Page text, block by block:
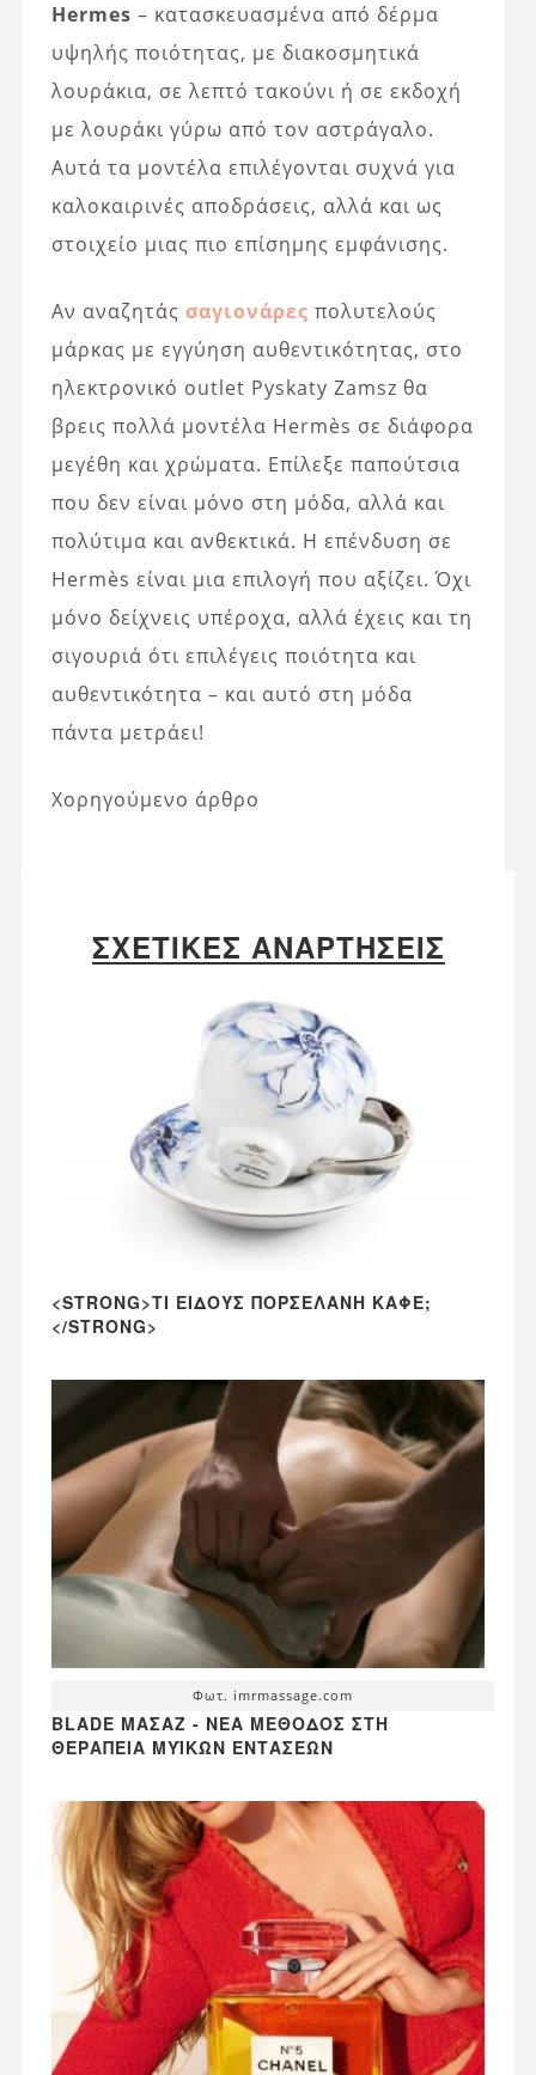
Hermes – κατασκευασμένα από δέρμα
υψηλής ποιότητας, με διακοσμητικά
λουράκια, σε λεπτό τακούνι ή σε εκδοχή
με λουράκι γύρω από τον αστράγαλο.
Αυτά τα μοντέλα επιλέγονται συχνά για
καλοκαιρινές αποδράσεις, αλλά και ως
στοιχείο μιας πιο επίσημης εμφάνισης.
Αν αναζητάς σαγιονάρες πολυτελούς
μάρκας με εγγύηση αυθεντικότητας, στο
ηλεκτρονικό outlet Pyskaty Zamsz θα
βρεις πολλά μοντέλα Hermès σε διάφορα
μεγέθη και χρώματα. Επίλεξε παπούτσια
που δεν είναι μόνο στη μόδα, αλλά και
πολύτιμα και ανθεκτικά. Η επένδυση σε
Hermès είναι μια επιλογή που αξίζει. Όχι
μόνο δείχνεις υπέροχα, αλλά έχεις και τη
σιγουριά ότι επιλέγεις ποιότητα και
αυθεντικότητα – και αυτό στη μόδα
πάντα μετράει!
Χορηγούμενο άρθρο
ΣΧΕΤΙΚΈΣ ΑΝΑΡΤΉΣΕΙΣ
<STRONG>ΤΙ ΕΊΔΟΥΣ ΠΟΡΣΕΛΆΝΗ ΚΑΦΈ;
</STRONG>
Φωτ. imrmassage.com
BLADE ΜΑΣΆΖ - ΝΈΑ ΜΈΘΟΔΟΣ ΣΤΗ
ΘΕΡΑΠΕΊΑ ΜΥΪΚΏΝ ΕΝΤΆΣΕΩΝ